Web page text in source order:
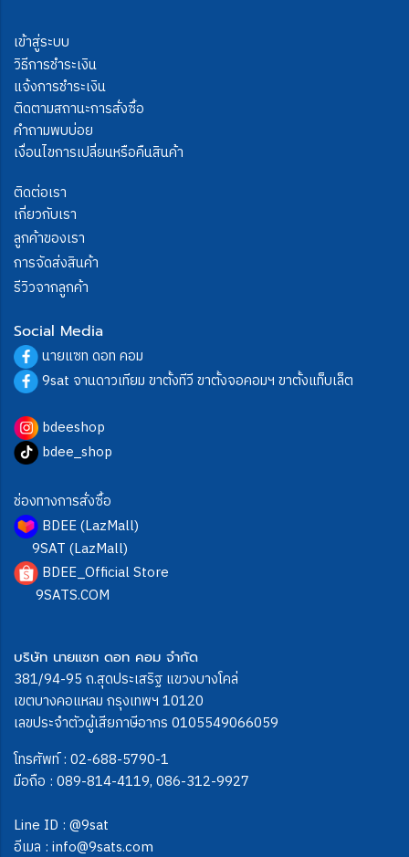
เข้าสู่ระบบ
วิธีการชำระเงิน
แจ้งการชำระเงิน
ติดตามสถานะการสั่งซื้อ
คำถามพบบ่อย
เงื่อนไขการเปลี่ยนหรือคืนสินค้า
ติดต่อเรา
เกี่ยวกับเรา
ลูกค้าของเรา
การจัดส่งสินค้า
รีวิวจากลูกค้า
Social Media
นายแซท ดอท คอม
9sat จานดาวเทียม ขาตั้งทีวี ขาตั้งจอคอมฯ ขาตั้งแท็บเล็ต
bdeeshop
bdee_shop
ช่องทางการสั่งซื้อ
BDEE (LazMall)
9SAT (LazMall)
BDEE_Official Store
9SATS.COM
บริษัท นายแซท ดอท คอม จำกัด
381/94-95 ถ.สุดประเสริฐ แขวงบางโคล่
เขตบางคอแหลม กรุงเทพฯ 10120
เลขประจำตัวผู้เสียภาษีอากร 0105549066059
โทรศัพท์ : 02-688-5790-1
มือถือ : 089-814-4119, 086-312-9927
Line ID : @9sat
อีเมล : info@9sats.com